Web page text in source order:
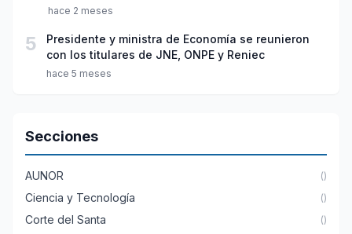
hace 2 meses
5
Presidente y ministra de Economía se reunieron
con los titulares de JNE, ONPE y Reniec
hace 5 meses
Secciones
AUNOR ()
Ciencia y Tecnología ()
Corte del Santa ()